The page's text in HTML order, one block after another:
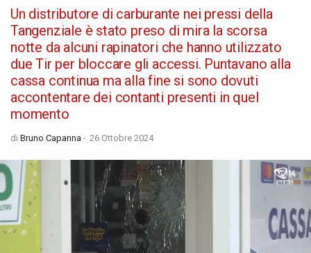
Un distributore di carburante nei pressi della
Tangenziale è stato preso di mira la scorsa
notte da alcuni rapinatori che hanno utilizzato
due Tir per bloccare gli accessi. Puntavano alla
cassa continua ma alla fine si sono dovuti
accontentare dei contanti presenti in quel
momento
di Bruno Capanna - 26 Ottobre 2024